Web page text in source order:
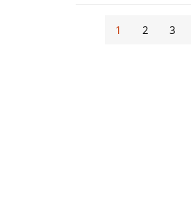
Stranice
1 2 3